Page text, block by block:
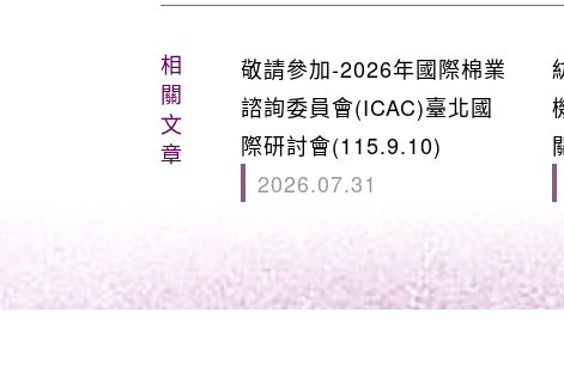
相
關
文
章
敬請參加-2026年國際棉業
諮詢委員會(ICAC)臺北國
際研討會(115.9.10)
2026.07.31